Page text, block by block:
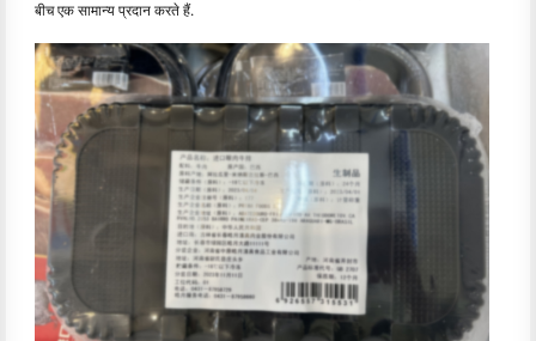
बीच एक सामान्य प्रदान करते हैं.